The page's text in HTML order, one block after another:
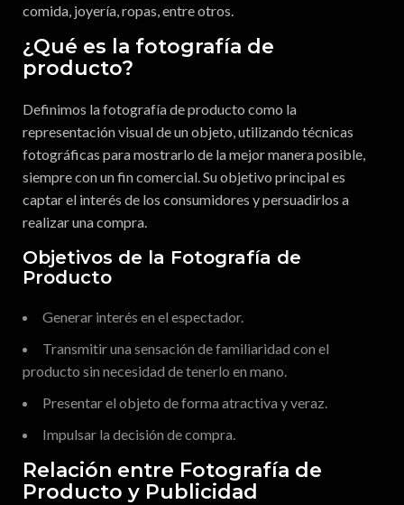
comida, joyería, ropas, entre otros.
¿Qué es la fotografía de
producto?
Definimos la fotografía de producto como la
representación visual de un objeto, utilizando técnicas
fotográficas para mostrarlo de la mejor manera posible,
siempre con un fin comercial. Su objetivo principal es
captar el interés de los consumidores y persuadirlos a
realizar una compra.
Objetivos de la Fotografía de
Producto
Generar interés en el espectador.
Transmitir una sensación de familiaridad con el
producto sin necesidad de tenerlo en mano.
Presentar el objeto de forma atractiva y veraz.
Impulsar la decisión de compra.
Relación entre Fotografía de
Producto y Publicidad